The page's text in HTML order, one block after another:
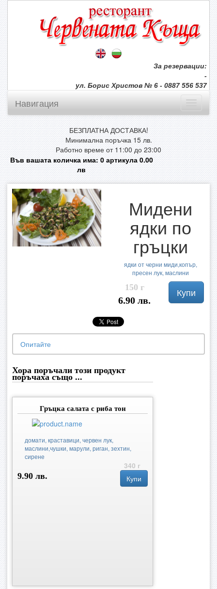
За резервации:
-
ул. Борис Христов № 6 - 0887 556 537
Навигация
БЕЗПЛАТНА ДОСТАВКА!
Минимална поръчка 15 лв.
Работно време от 11:00 до 23:00
Във вашата количка има:0артикула0.00
лв
Мидени
ядки по
гръцки
ядки от черни миди,копър,
пресен лук, маслини
150 г
6.90 лв.
Купи
Опитайте
Хора поръчали този продукт
поръчаха също ...
Гръцка салата с риба тон
домати, краставици, червен лук,
маслини,чушки, марули, риган, зехтин,
сирене
340 г
9.90 лв.
Купи